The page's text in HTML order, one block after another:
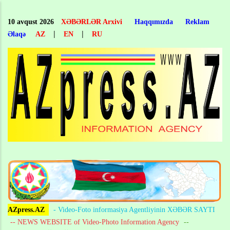
main
content
10 avqust 2026 XƏBƏRLƏR Arxivi Haqqımızda
Reklam
Əlaqə
AZ | EN | RU
AZpress.AZ
- Video-Foto informasiya Agentliyinin XƏBƏR SAYTI
-- NEWS WEBSITE of Video-Photo Information Agency --